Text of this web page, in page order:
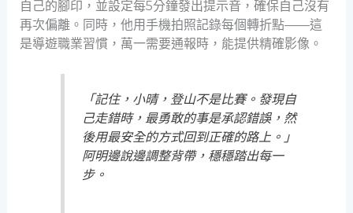
自己的腳印，並設定每5分鐘發出提示音，確保自己沒有
再次偏離。同時，他用手機拍照記錄每個轉折點——這
是導遊職業習慣，萬一需要通報時，能提供精確影像。
「記住，小晴，登山不是比賽。發現自
己走錯時，最勇敢的事是承認錯誤，然
後用最安全的方式回到正確的路上。」
阿明邊說邊調整背帶，穩穩踏出每一
步。